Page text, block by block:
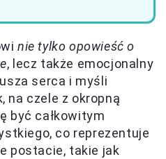
nie tylko opowieść o
, lecz także emocjonalny
serca i myśli
na czele z okropną
być całkowitym
co reprezentuje
postacie, takie jak